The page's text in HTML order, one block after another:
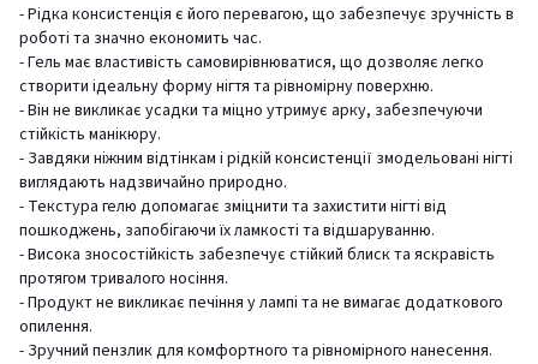
- Рідка консистенція є його перевагою, що забезпечує зручність в
роботі та значно економить час.
- Гель має властивість самовирівнюватися, що дозволяє легко
створити ідеальну форму нігтя та рівномірну поверхню.
- Він не викликає усадки та міцно утримує арку, забезпечуючи
стійкість манікюру.
- Завдяки ніжним відтінкам і рідкій консистенції змодельовані нігті
виглядають надзвичайно природно.
- Текстура гелю допомагає зміцнити та захистити нігті від
пошкоджень, запобігаючи їх ламкості та відшаруванню.
- Висока зносостійкість забезпечує стійкий блиск та яскравість
протягом тривалого носіння.
- Продукт не викликає печіння у лампі та не вимагає додаткового
опилення.
- Зручний пензлик для комфортного та рівномірного нанесення.